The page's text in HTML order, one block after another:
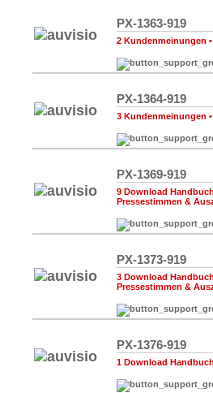
PX-1363-919
2 Kundenmeinungen
PX-1364-919
3 Kundenmeinungen
PX-1369-919
9 Download
Pressestimmen &
PX-1373-919
3 Download
Pressestimmen &
PX-1376-919
1 Download